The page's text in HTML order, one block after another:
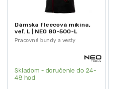
Pracovné bundy a vesty
Dámska fleecová mikina,
veľ. L | NEO 80-500-L
Skladom - doručenie do 24-
48 hod